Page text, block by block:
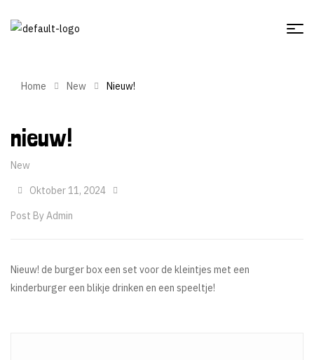
Home New Nieuw!
nieuw!
Oktober 11, 2024
New
Post ByAdmin
Nieuw! de burger box een set voor de kleintjes met een
kinderburger een blikje drinken en een speeltje!